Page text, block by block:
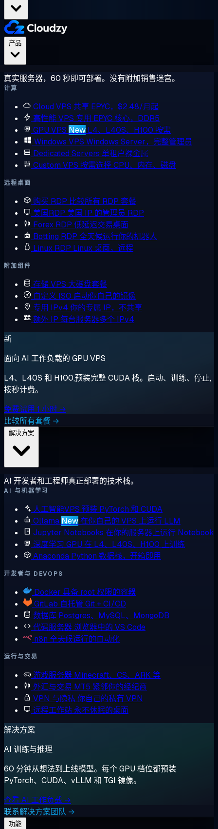
真实服务器，60 秒即可部署。没有附加销售迷宫。
计算
Cloud VPS 共享 EPYC，$2.48/月起
高性能 VPS 专用 EPYC 核心，DDR5
GPU VPS New L4、L40S、H100 按需
Windows VPS Windows Server，完整管理员
Dedicated Servers 单租户裸金属
Custom VPS 按需选择 CPU、内存、磁盘
远程桌面
购买 RDP 比较所有 RDP 套餐
美国RDP 美国 IP 的管理员 RDP
Forex RDP 低延迟交易桌面
Botting RDP 全天候运行你的机器人
Linux RDP Linux 桌面，远程
附加组件
存储 VPS 大磁盘套餐
自定义 ISO 启动你自己的镜像
专用 IPv4 你的专属 IP，不共享
额外 IP 每台服务器多个 IPv4
新
面向 AI 工作负载的 GPU VPS
L4、L40S 和 H100,预装完整 CUDA 栈。启动、训练、停止,
按秒计费。
免费试用 1 小时 →
比较所有套餐 →
AI 开发者和工程师真正部署的技术栈。
AI 与机器学习
人工智能VPS 预装 PyTorch 和 CUDA
Ollama New在你自己的 VPS 上运行 LLM
Jupyter Notebooks 在你的服务器上运行 Notebook
深度学习 GPU 在 L4、L40S、H100 上训练
Anaconda Python 数据栈，开箱即用
开发者与 DEVOPS
Docker 具备 root 权限的容器
GitLab 自托管 Git + CI/CD
数据库 Postgres、MySQL、MongoDB
代码服务器 浏览器中的 VS Code
n8n 全天候运行的自动化
运行与交易
游戏服务器 Minecraft、CS、ARK 等
外汇与交易 MT5 紧邻你的经纪商
VPN 与隐私 你自己的私有 VPN
远程工作站 永不休眠的桌面
解决方案
AI 训练与推理
60 分钟从想法到上线模型。每个 GPU 档位都预装
PyTorch、CUDA、vLLM 和 TGI 镜像。
查看 AI 工作负载 →
联系解决方案团队 →